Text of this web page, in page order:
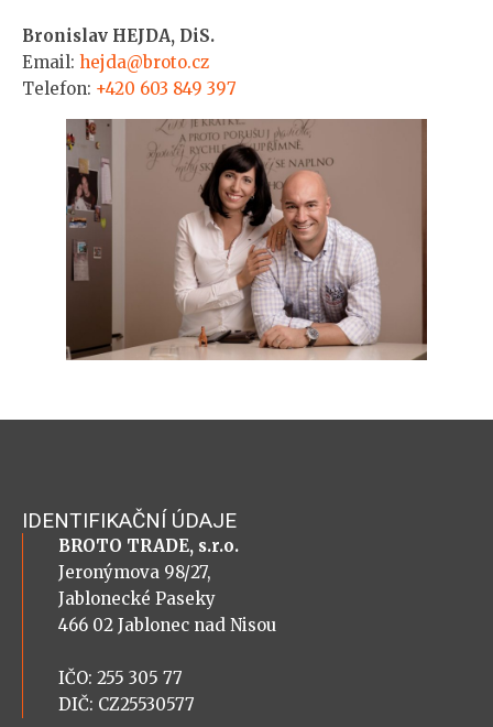
Bronislav HEJDA, DiS.
Email: hejda@broto.cz
Telefon: +420 603 849 397
IDENTIFIKAČNÍ ÚDAJE
BROTO TRADE, s.r.o.
Jeronýmova 98/27,
Jablonecké Paseky
466 02 Jablonec nad Nisou
IČO: 255 305 77
DIČ: CZ25530577